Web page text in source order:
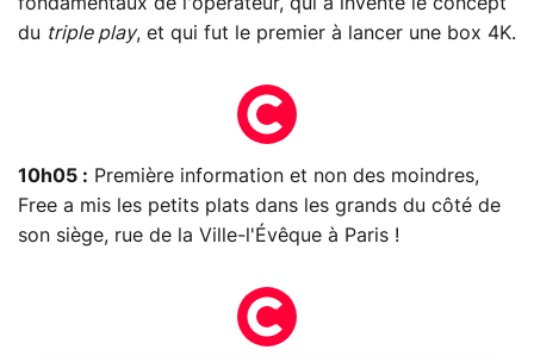
du triple play, et qui fut le premier à lancer une box 4K.
10h05 : Première information et non des moindres,
Free a mis les petits plats dans les grands du côté de
son siège, rue de la Ville-l'Évêque à Paris !